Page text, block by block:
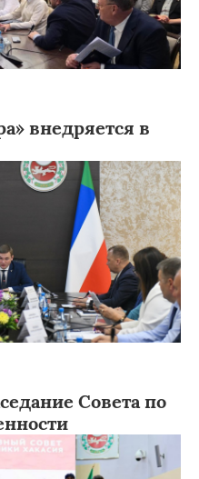
внедряется в
Совета по